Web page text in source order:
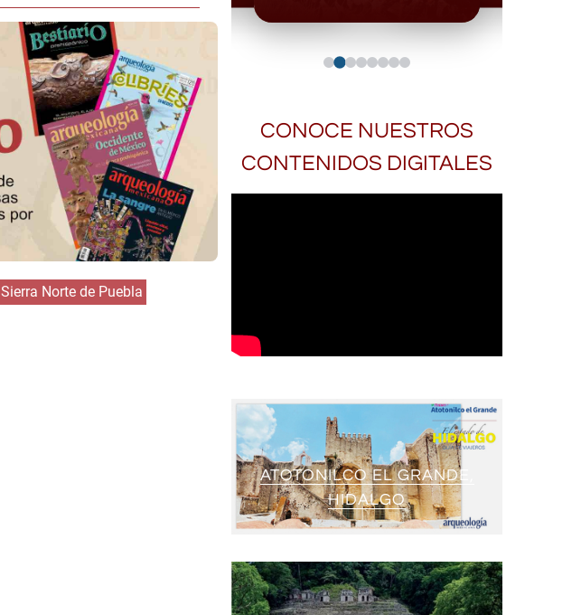
Sierra Norte de Puebla
CONOCE NUESTROS
CONTENIDOS DIGITALES
ATOTONILCO EL GRANDE,
HIDALGO